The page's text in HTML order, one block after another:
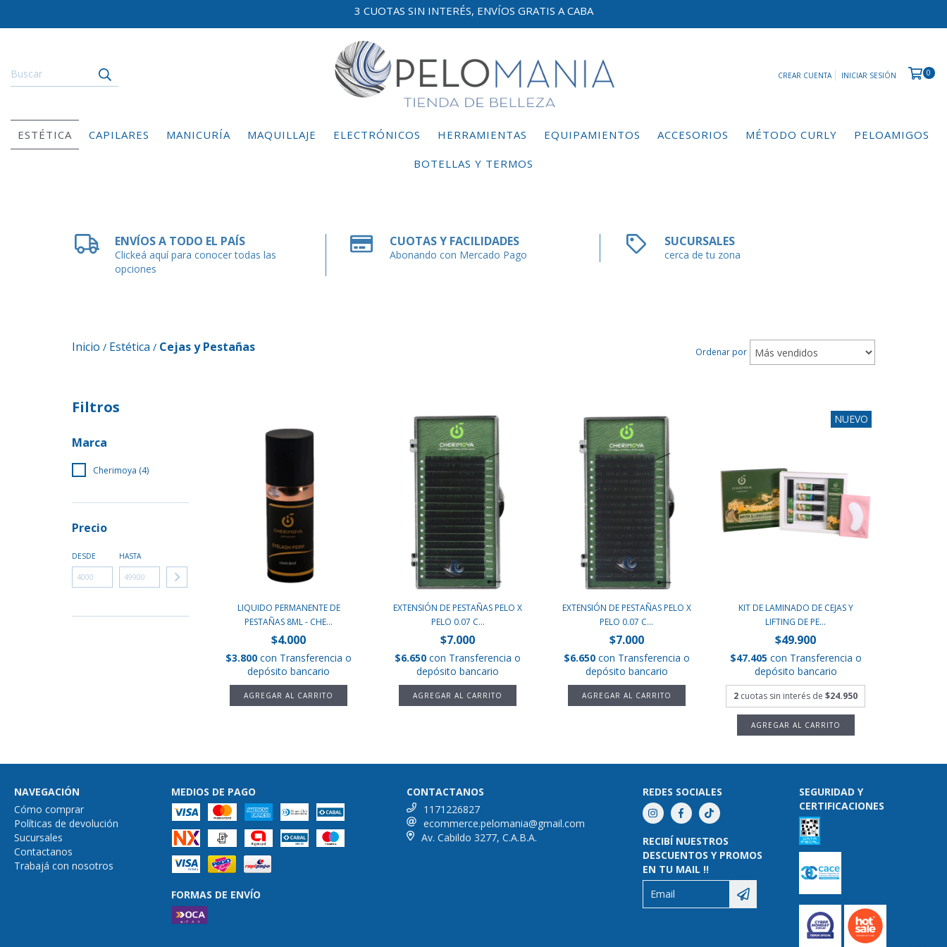
3 CUOTAS SIN INTERÉS, ENVÍOS GRATIS A CABA
CREAR CUENTA INICIAR SESIÓN 0
ESTÉTICA CAPILARES MANICURÍA MAQUILLAJE ELECTRÓNICOS HERRAMIENTAS EQUIPAMIENTOS ACCESORIOS MÉTODO CURLY PELOAMIGOS
BOTELLAS Y TERMOS
ENVÍOS A TODO EL PAÍS
Clickeá aquí para conocer todas las
opciones
CUOTAS Y FACILIDADES
Abonando con Mercado Pago
SUCURSALES
cerca de tu zona
Inicio / Estética / Cejas y Pestañas Ordenar por
Filtros
Marca
Cherimoya (4)
Precio
DESDE HASTA
LIQUIDO PERMANENTE DE
PESTAÑAS 8ML - CHE...
$4.000
$3.800con Transferencia o
depósito bancario
EXTENSIÓN DE PESTAÑAS PELO X
PELO 0.07 C...
$7.000
$6.650con Transferencia o
depósito bancario
EXTENSIÓN DE PESTAÑAS PELO X
PELO 0.07 C...
$7.000
$6.650 con Transferencia o
depósito bancario
NUEVO
KIT DE LAMINADO DE CEJAS Y
LIFTING DE PE...
$49.900
$47.405 con Transferencia o
depósito bancario
2 cuotas sin interés de$24.950
NAVEGACIÓN
Cómo comprar
Políticas de devolución
Sucursales
Contactanos
Trabajá con nosotros
MEDIOS DE PAGO
FORMAS DE ENVÍO
CONTACTANOS
1171226827
ecommerce.pelomania@gmail.com
Av. Cabildo 3277, C.A.B.A.
REDES SOCIALES
RECIBÍ NUESTROS
DESCUENTOS Y PROMOS
EN TU MAIL !!
SEGURIDAD Y
CERTIFICACIONES